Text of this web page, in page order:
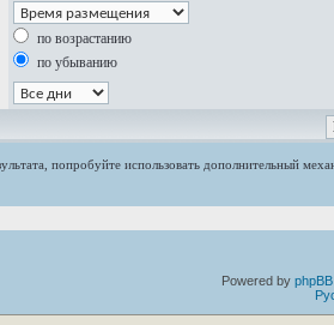
по возрастанию
по убыванию
попробуйте использовать дополнительный
Powered by phpBB